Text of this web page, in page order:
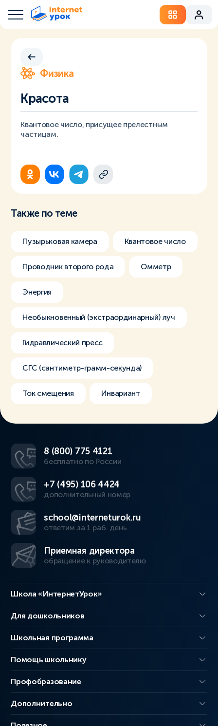
Физика
Красота
Квантовое число, присущее прелестным
частицам.
Также по теме
Пузырьковая камера Квантовое число
Проводник второго рода Омметр
Энергия
Необыкновенный (экстраординарный) луч
Гидравлический пресс
СГС (сантиметр-грамм-секунда)
Ток смещения Инвариант
8 (800) 775 4121
бесплатно по России
+7 (495) 106 4424
дополнительный номер
school@interneturok.ru
ответим за 1 раб. день
Приемная директора
обращение к руководителю
Школа «ИнтернетУрок»
Для дошкольников
Школьная программа
Помощь школьнику
Профобразование
Дополнительно